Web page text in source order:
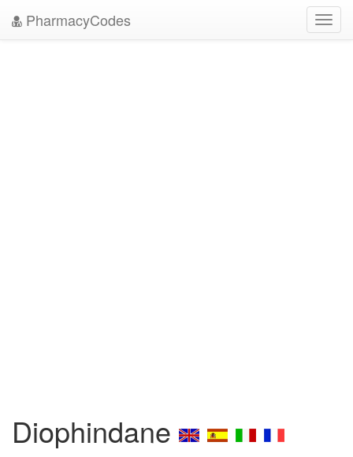
PharmacyCodes
Diophindane